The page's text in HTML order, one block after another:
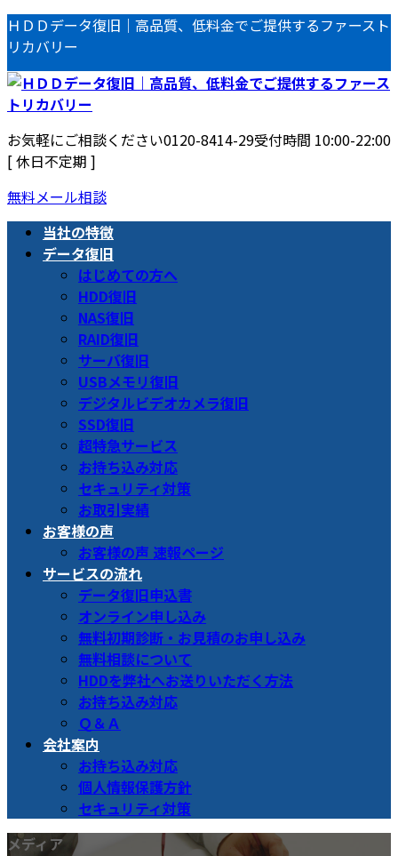
コ
ン
テ
ン
ツ
へ
ス
キ
ッ
プ
ナ
ビ
ゲ
ー
シ
ョ
ン
に
移
動
ＨＤＤデータ復旧｜高品質、低料金でご提供するファースト
リカバリー
お気軽にご相談ください0120-8414-29受付時間 10:00-22:00
[ 休日不定期 ]
無料メール相談
当社の特徴
データ復旧
はじめての方へ
HDD復旧
NAS復旧
RAID復旧
サーバ復旧
USBメモリ復旧
デジタルビデオカメラ復旧
SSD復旧
超特急サービス
お持ち込み対応
セキュリティ対策
お取引実績
お客様の声
お客様の声 速報ページ
サービスの流れ
データ復旧申込書
オンライン申し込み
無料初期診断・お見積のお申し込み
無料相談について
HDDを弊社へお送りいただく方法
お持ち込み対応
Ｑ＆Ａ
会社案内
お持ち込み対応
個人情報保護方針
セキュリティ対策
メディア